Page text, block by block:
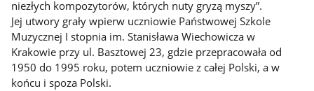
niezłych kompozytorów, których nuty gryzą myszy”.
Jej utwory grały wpierw uczniowie Państwowej Szkole
Muzycznej I stopnia im. Stanisława Wiechowicza w
Krakowie przy ul. Basztowej 23, gdzie przepracowała od
1950 do 1995 roku, potem uczniowie z całej Polski, a w
końcu i spoza Polski.